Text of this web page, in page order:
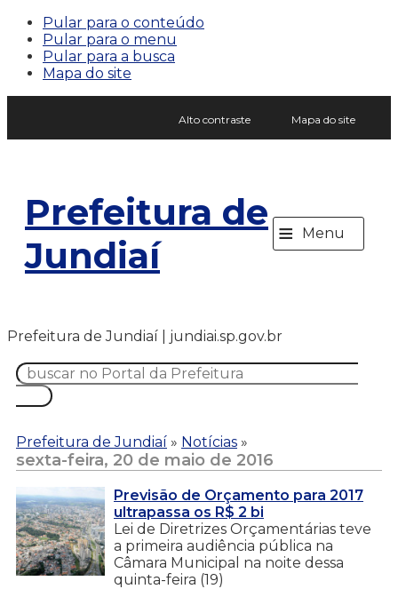
Pular para o conteúdo
Pular para o menu
Pular para a busca
Mapa do site
Alto contraste Mapa do site
Prefeitura de
Jundiaí
≡ Menu
Prefeitura de Jundiaí | jundiai.sp.gov.br
Prefeitura de Jundiaí » Notícias »
sexta-feira, 20 de maio de 2016
Previsão de Orçamento para 2017
ultrapassa os R$ 2 bi
Lei de Diretrizes Orçamentárias teve
a primeira audiência pública na
Câmara Municipal na noite dessa
quinta-feira (19)